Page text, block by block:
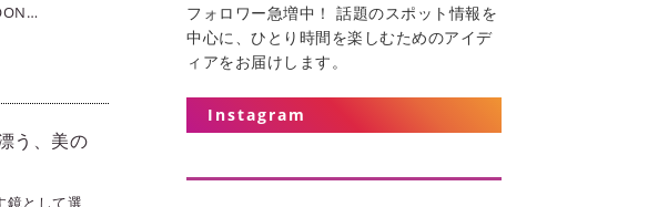
今回は、カ
モデル ス
こちら｜カ
ロローター
う、美の
鏡として選
フォロワー急増中！ 話題のスポット情報を
中心に、ひとり時間を楽しむためのアイデ
ィアをお届けします。
Instagram